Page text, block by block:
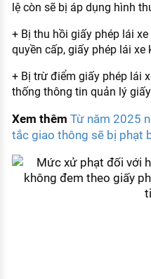
lệ còn sẽ bị áp dụng hình
+ Bị thu hồi giấy phép lái
quyền cấp, giấy phép lái xe
+ Bị trừ điểm giấy phép lái
thống thông tin quản lý
Xem thêm Từ năm 2025
tắc giao thông sẽ bị phạt